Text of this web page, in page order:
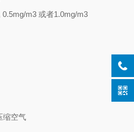
0.5mg/m3或者1.0mg/m3
缩空气